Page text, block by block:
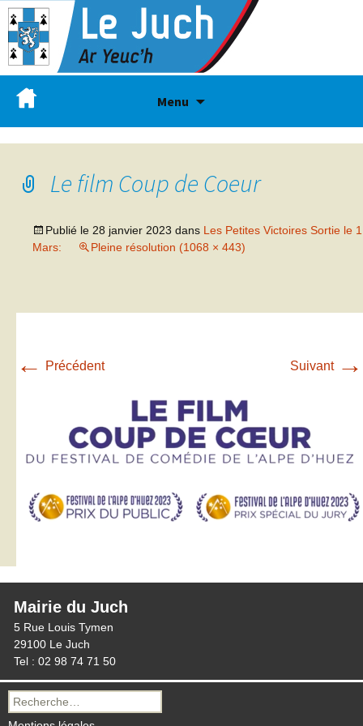
Menu
Le film Coup de Coeur
Publié le 28 janvier 2023 dans Les Petites Victoires Sortie le 1
Mars:
Pleine résolution (1068 × 443)
← Précédent Suivant →
Mairie du Juch
5 Rue Louis Tymen
29100 Le Juch
Tel : 02 98 74 71 50
Recherche
pour :